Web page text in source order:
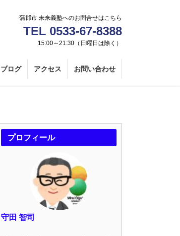
蒲郡市 未来義塾へのお問合せはこちら
TEL 0533-67-8388
15:00～21:30（日曜日は除く）
ブログ アクセス お問い合わせ
プロフィール
守田 智司